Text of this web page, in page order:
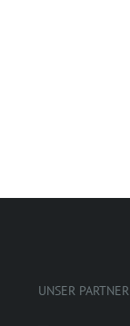
UNSER PARTNER